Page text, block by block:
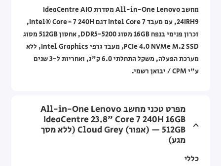
מחשב All-in-One Lenovo מסדרת IdeaCentre AIO
24IRH9, עם מעבד Intel Core 7 דגם Intel® Core™ 7 240H,
זכרון פנימי בנפח 16GB מסוג DDR5-5200, אחסון 512GB מסוג
PCIe 4.0 NVMe M.2 SSD, מעבד גרפי Intel Graphics, ללא
מערכת הפעלה, משקל התחלתי 6.0 ק"ג, ואחריות ל-3 שנים
ע"י CPM / יבואן רשמי.
מפרט טכני מחשב All-in-One Lenovo
IdeaCentre 23.8" Core 7 240H 16GB
512GB — (אפור) Cloud Grey (ללא מסך
מגע)
כללי